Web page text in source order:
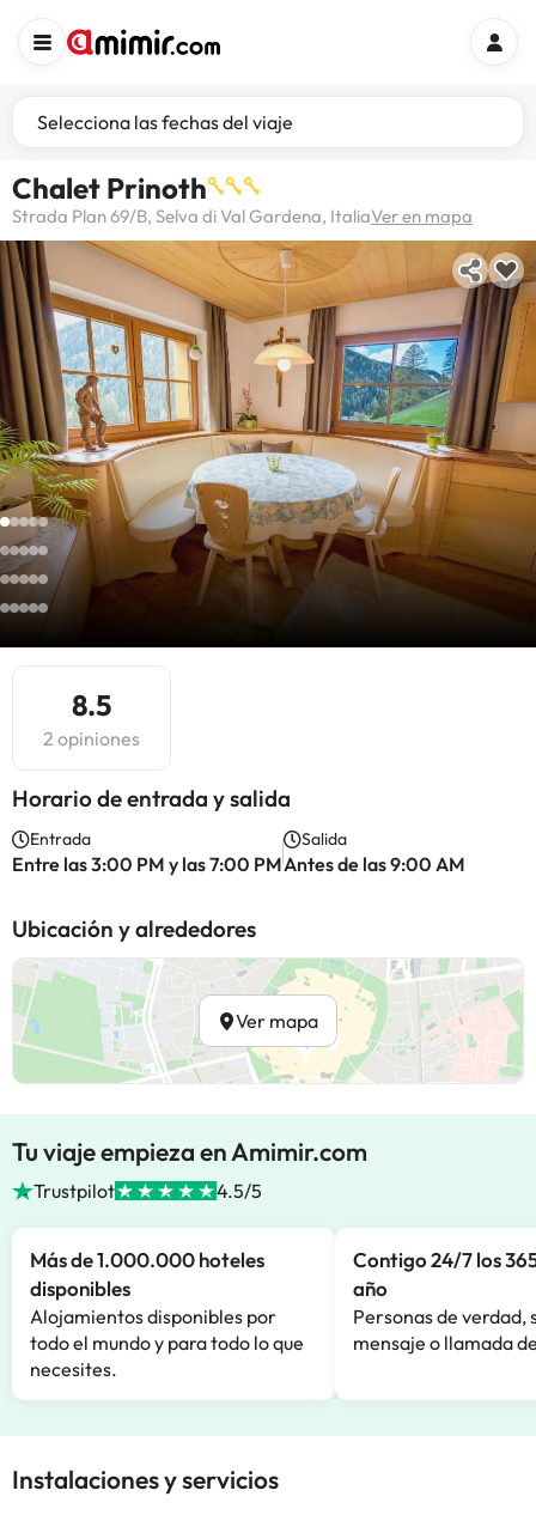
Selecciona las fechas del viaje
Chalet Prinoth
Strada Plan 69/B, Selva di Val Gardena, ItaliaVer en mapa
8.5
2 opiniones
Horario de entrada y salida
Entrada
Entre las 3:00 PM y las 7:00 PM
Salida
Antes de las 9:00 AM
Ubicación y alrededores
Ver mapa
Tu viaje empieza en Amimir.com
Trustpilot 4.5/5
Más de 1.000.000 hoteles
disponibles
Alojamientos disponibles por
todo el mundo y para todo lo que
necesites.
Contigo 24/7 los
año
Personas de verdad,
mensaje o llamada
Instalaciones y servicios